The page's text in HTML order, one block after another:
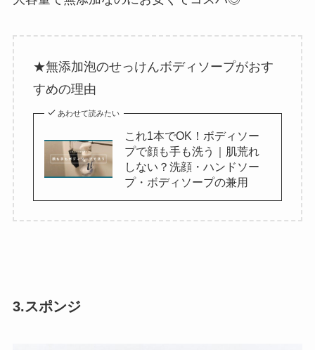
★無添加泡のせっけんボディソープがおす
すめの理由
あわせて読みたい
これ1本でOK！ボディソー
プで顔も手も洗う｜肌荒れ
しない？洗顔・ハンドソー
プ・ボディソープの兼用
3.スポンジ